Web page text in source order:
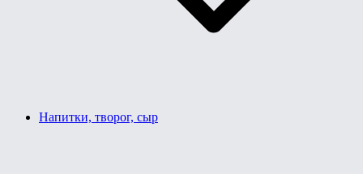
Напитки, творог, сыр